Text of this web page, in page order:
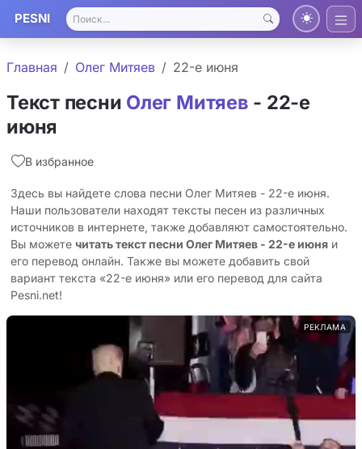
PESNI
Главная Олег Митяев 22-е июня
Текст песни Олег Митяев - 22-е
июня
В избранное
Здесь вы найдете слова песни Олег Митяев - 22-е июня.
Наши пользователи находят тексты песен из различных
источников в интернете, также добавляют самостоятельно.
Вы можете читать текст песни Олег Митяев - 22-е июня и
его перевод онлайн. Также вы можете добавить свой
вариант текста «22-е июня» или его перевод для сайта
Pesni.net!
РЕКЛАМА